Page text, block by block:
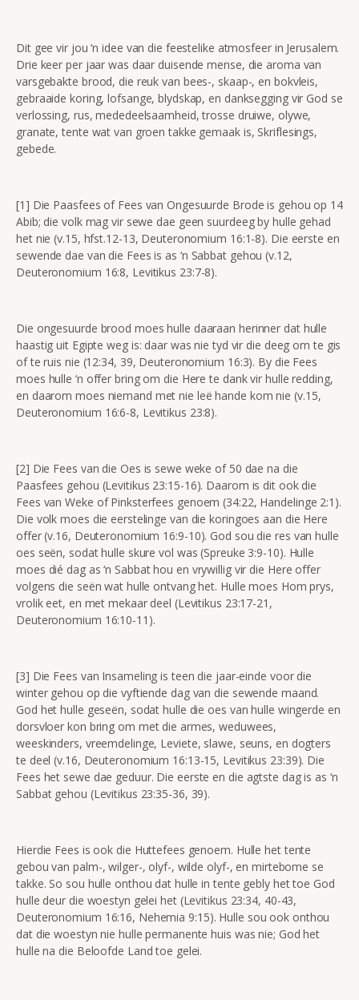
Dit gee vir jou ‘n idee van die feestelike atmosfeer in Jerusalem.
Drie keer per jaar was daar duisende mense, die aroma van
varsgebakte brood, die reuk van bees-, skaap-, en bokvleis,
gebraaide koring, lofsange, blydskap, en danksegging vir God se
verlossing, rus, mededeelsaamheid, trosse druiwe, olywe,
granate, tente wat van groen takke gemaak is, Skriflesings,
gebede.
[1] Die Paasfees of Fees van Ongesuurde Brode is gehou op 14
Abib; die volk mag vir sewe dae geen suurdeeg by hulle gehad
het nie (v.15, hfst.12-13, Deuteronomium 16:1-8). Die eerste en
sewende dae van die Fees is as ‘n Sabbat gehou (v.12,
Deuteronomium 16:8, Levitikus 23:7-8).
Die ongesuurde brood moes hulle daaraan herinner dat hulle
haastig uit Egipte weg is: daar was nie tyd vir die deeg om te gis
of te ruis nie (12:34, 39, Deuteronomium 16:3). By die Fees
moes hulle ‘n offer bring om die Here te dank vir hulle redding,
en daarom moes niemand met nie leë hande kom nie (v.15,
Deuteronomium 16:6-8, Levitikus 23:8).
[2] Die Fees van die Oes is sewe weke of 50 dae na die
Paasfees gehou (Levitikus 23:15-16). Daarom is dit ook die
Fees van Weke of Pinksterfees genoem (34:22, Handelinge 2:1).
Die volk moes die eerstelinge van die koringoes aan die Here
offer (v.16, Deuteronomium 16:9-10). God sou die res van hulle
oes seën, sodat hulle skure vol was (Spreuke 3:9-10). Hulle
moes dié dag as ‘n Sabbat hou en vrywillig vir die Here offer
volgens die seën wat hulle ontvang het. Hulle moes Hom prys,
vrolik eet, en met mekaar deel (Levitikus 23:17-21,
Deuteronomium 16:10-11).
[3] Die Fees van Insameling is teen die jaar-einde voor die
winter gehou op die vyftiende dag van die sewende maand.
God het hulle geseën, sodat hulle die oes van hulle wingerde en
dorsvloer kon bring om met die armes, weduwees,
weeskinders, vreemdelinge, Leviete, slawe, seuns, en dogters
te deel (v.16, Deuteronomium 16:13-15, Levitikus 23:39). Die
Fees het sewe dae geduur. Die eerste en die agtste dag is as ‘n
Sabbat gehou (Levitikus 23:35-36, 39).
Hierdie Fees is ook die Huttefees genoem. Hulle het tente
gebou van palm-, wilger-, olyf-, wilde olyf-, en mirtebome se
takke. So sou hulle onthou dat hulle in tente gebly het toe God
hulle deur die woestyn gelei het (Levitikus 23:34, 40-43,
Deuteronomium 16:16, Nehemia 9:15). Hulle sou ook onthou
dat die woestyn nie hulle permanente huis was nie; God het
hulle na die Beloofde Land toe gelei.